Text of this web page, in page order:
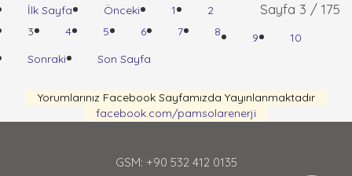
Sayfa 3 / 175
İlk Sayfa Önceki 1
2
3
4 5 6 7 8 9
10
Sonraki
Son Sayfa
Yorumlarınız Facebook Sayfamızda Yayınlanmaktadır
facebook.com/pamsolarenerji
GSM: +90 532 412 0135